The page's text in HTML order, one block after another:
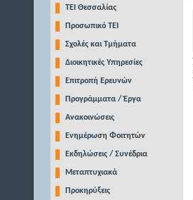
TEI Θεσσαλίας
Προσωπικό ΤΕΙ
Σχολές και Τμήματα
Διοικητικές Υπηρεσίες
Επιτροπή Ερευνών
Προγράμματα / Έργα
Ανακοινώσεις
Ενημέρωση Φοιτητών
Εκδηλώσεις / Συνέδρια
Μεταπτυχιακά
Προκηρύξεις